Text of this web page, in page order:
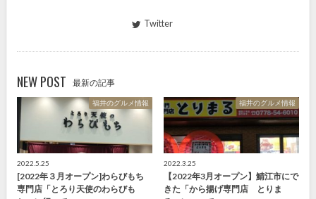
Twitter
NEW POST 最新の記事
福井のグルメ情報
2022.5.25
[2022年３月オープン]わらびもち
専門店「とろり天使のわらびも
福井のグルメ情報
2022.3.25
【2022年3月オープン】鯖江市にで
きた「から揚げ専門店 とりま